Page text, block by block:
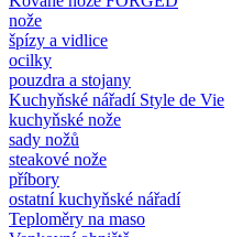
nože
špízy a vidlice
ocilky
pouzdra a stojany
Kuchyňské nářadí Style de Vie
kuchyňské nože
sady nožů
steakové nože
příbory
ostatní kuchyňské nářadí
Teploměry na maso